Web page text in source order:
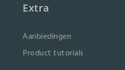
Extra
Aanbiedingen
Product tutorials